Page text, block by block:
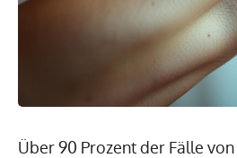
Über 90 Prozent der Fälle von